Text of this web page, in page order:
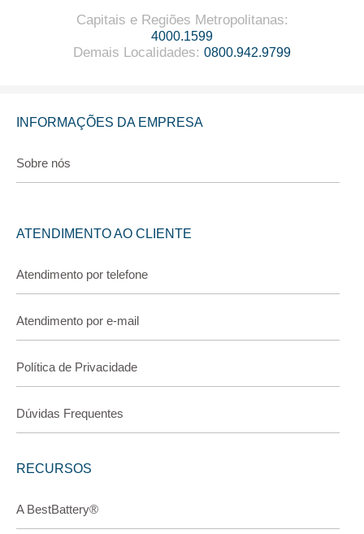
Capitais e Regiões Metropolitanas:
4000.1599
Demais Localidades: 0800.942.9799
INFORMAÇÕES DA EMPRESA
Sobre nós
ATENDIMENTO AO CLIENTE
Atendimento por telefone
Atendimento por e-mail
Política de Privacidade
Dúvidas Frequentes
RECURSOS
A BestBattery®